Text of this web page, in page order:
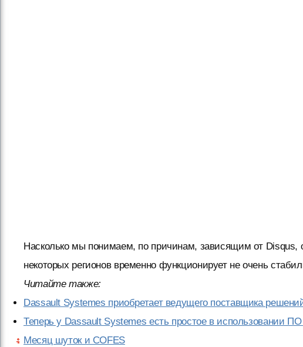
Насколько мы понимаем, по причинам, зависящим от Disqus,
некоторых регионов временно функционирует не очень
Читайте также:
Dassault Systemes приобретает ведущего поставщика
Теперь у Dassault Systemes есть простое в использовании
Месяц шуток и COFES